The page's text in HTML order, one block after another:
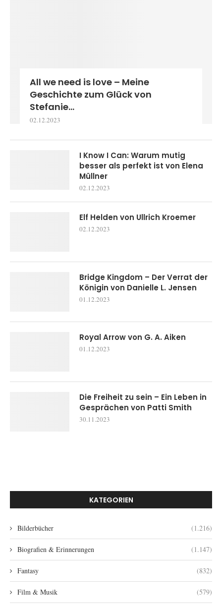
All we need is love – Meine
Geschichte zum Glück von
Stefanie...
02.12.2023
I Know I Can: Warum mutig
besser als perfekt ist von Elena
Müllner
02.12.2023
Elf Helden von Ullrich Kroemer
02.12.2023
Bridge Kingdom – Der Verrat der
Königin von Danielle L. Jensen
01.12.2023
Royal Arrow von G. A. Aiken
01.12.2023
Die Freiheit zu sein – Ein Leben in
Gesprächen von Patti Smith
30.11.2023
KATEGORIEN
Bilderbücher (1.216)
Biografien & Erinnerungen (1.147)
Fantasy (832)
Film & Musik (579)